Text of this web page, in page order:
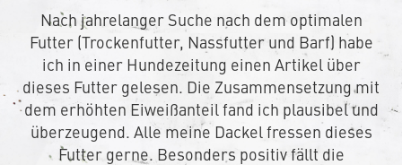
Nach jahrelanger Suche nach dem optimalen
Futter (Trockenfutter, Nassfutter und Barf) habe
ich in einer Hundezeitung einen Artikel über
dieses Futter gelesen. Die Zusammensetzung mit
dem erhöhten Eiweißanteil fand ich plausibel und
überzeugend. Alle meine Dackel fressen dieses
Futter gerne. Besonders positiv fällt die